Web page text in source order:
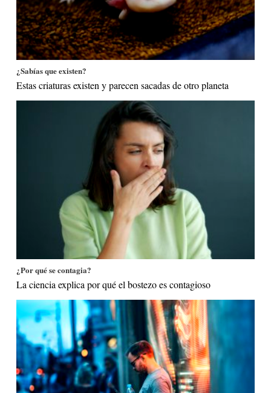
¿Sabías que existen?
Estas criaturas existen y parecen sacadas de otro planeta
¿Por qué se contagia?
La ciencia explica por qué el bostezo es contagioso